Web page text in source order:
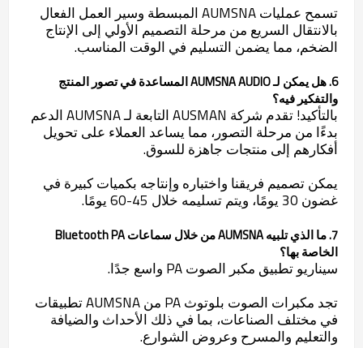
تسمح عمليات AUMSNA المبسطة وسير العمل الفعال
بالانتقال السريع من مرحلة التصميم الأولي إلى الإنتاج
الضخم، مما يضمن التسليم في الوقت المناسب.
6. هل يمكن لـ AUMSNA AUDIO المساعدة في تصور المنتج
والتفكير فيه؟
بالتأكيد! تقدم شركة AUSMAN التابعة لـ AUMSNA الدعم
بدءًا من مرحلة التصور، مما يساعد العملاء على تحويل
أفكارهم إلى منتجات جاهزة للسوق.
يمكن تصميم فريقنا واختباره وإنتاجه بكميات كبيرة في
غضون 30 يومًا، ويتم تسليمه خلال 45-60 يومًا.
7. ما الذي تلبيه AUMSNA من خلال سماعات Bluetooth PA
الخاصة بها؟
سيناريو تطبيق مكبر الصوت PA واسع جدًا.
تجد مكبرات الصوت بلوتوث PA من AUMSNA تطبيقات
في مختلف الصناعات، بما في ذلك الأحداث والضيافة
والتعليم والمسرح وعروض الشوارع.